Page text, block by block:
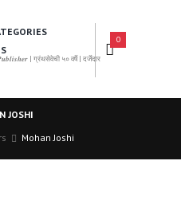
| ग्रंथसेवेची ५० वर्षे | दर्जेदार
0
JOSHI
Mohan Joshi